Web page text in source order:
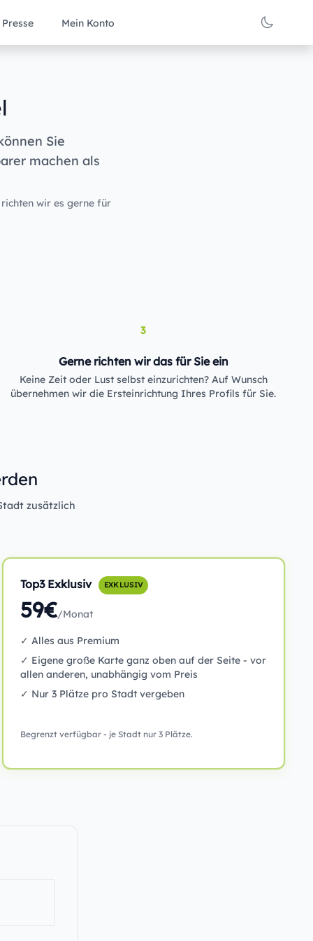
Presse Mein Konto
Sie
machen als
wir es gerne für
3
Gerne richten wir das für Sie ein
Keine Zeit oder Lust selbst einzurichten? Auf Wunsch
übernehmen wir die Ersteinrichtung Ihres Profils für Sie.
zusätzlich
Top3 Exklusiv EXKLUSIV
59€/Monat
✓ Alles aus Premium
✓ Eigene große Karte ganz oben auf der Seite - vor
allen anderen, unabhängig vom Preis
✓ Nur 3 Plätze pro Stadt vergeben
Begrenzt verfügbar - je Stadt nur 3 Plätze.